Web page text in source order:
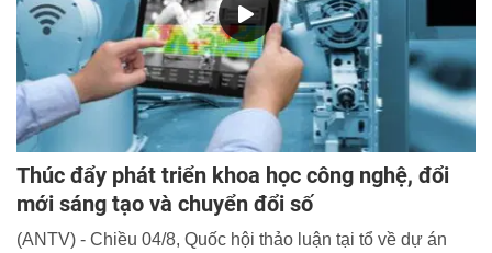
Thúc đẩy phát triển khoa học công nghệ, đổi
mới sáng tạo và chuyển đổi số
(ANTV) - Chiều 04/8, Quốc hội thảo luận tại tổ về dự án